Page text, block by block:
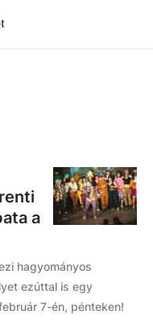
a
hagyományos
ezúttal is egy
7-én, pénteken!